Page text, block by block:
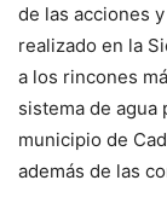
de las acciones
realizado en la
a los rincones
sistema de agua
municipio de
además de las